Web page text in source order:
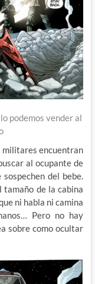
podemos vender al
militares encuentran
al ocupante de
del bebe.
de la cabina
ni habla ni camina
Pero no hay
sobre como ocultar